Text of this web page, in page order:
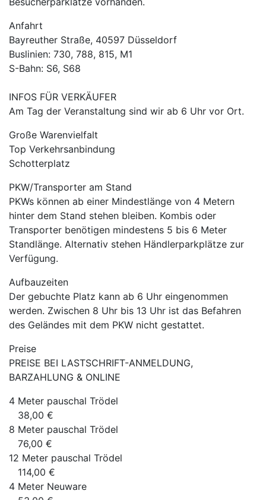
Anfahrt
Bayreuther Straße, 40597 Düsseldorf
Buslinien: 730, 788, 815, M1
S-Bahn: S6, S68
INFOS FÜR VERKÄUFER
Am Tag der Veranstaltung sind wir ab 6 Uhr vor Ort.
Große Warenvielfalt
Top Verkehrsanbindung
Schotterplatz
PKW/Transporter am Stand
PKWs können ab einer Mindestlänge von 4 Metern
hinter dem Stand stehen bleiben. Kombis oder
Transporter benötigen mindestens 5 bis 6 Meter
Standlänge. Alternativ stehen Händlerparkplätze zur
Verfügung.
Aufbauzeiten
Der gebuchte Platz kann ab 6 Uhr eingenommen
werden. Zwischen 8 Uhr bis 13 Uhr ist das Befahren
des Geländes mit dem PKW nicht gestattet.
Preise
PREISE BEI LASTSCHRIFT-ANMELDUNG,
BARZAHLUNG & ONLINE
4 Meter pauschal Trödel
38,00 €
8 Meter pauschal Trödel
76,00 €
12 Meter pauschal Trödel
114,00 €
4 Meter Neuware